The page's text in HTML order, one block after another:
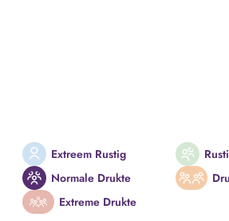
Extreem Rustig
Normale Drukte
Extreme Drukte